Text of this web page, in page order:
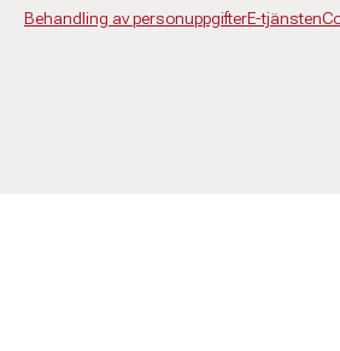
Behandling av personuppgifterE-tjänsten